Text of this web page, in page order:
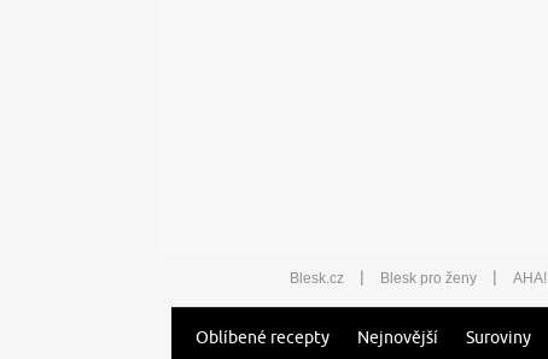
Blesk.cz | Blesk pro ženy | AHA!
Oblíbené recepty Nejnovější Suroviny